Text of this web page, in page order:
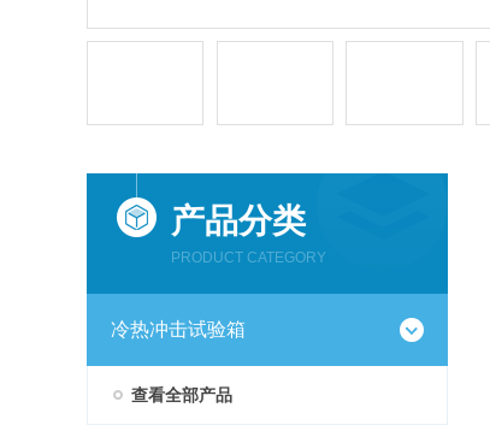
产品分类
PRODUCT CATEGORY
冷热冲击试验箱
查看全部产品